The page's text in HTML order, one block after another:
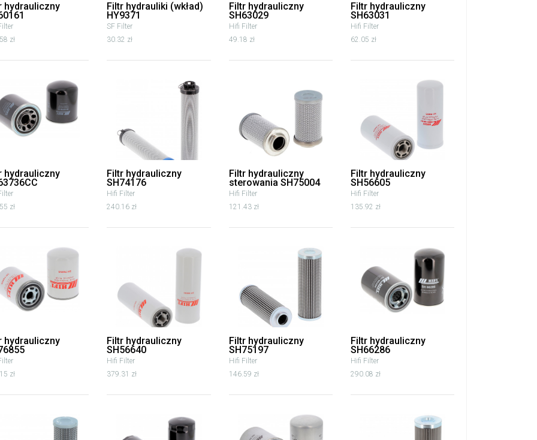
hydrauliczny
zł
Filtr hydrauliki (wkład)
HY9371
SF Filter
30.32 zł
Filtr hydrauliczny
SH63029
Hifi Filter
49.18 zł
Filtr hydrauliczny
SH63031
Hifi Filter
62.05 zł
hydrauliczny
zł
Filtr hydrauliczny
SH74176
Hifi Filter
240.16 zł
Filtr hydrauliczny
sterowania SH75004
Hifi Filter
121.43 zł
Filtr hydrauliczny
SH56605
Hifi Filter
135.92 zł
hydrauliczny
zł
Filtr hydrauliczny
SH56640
Hifi Filter
379.31 zł
Filtr hydrauliczny
SH75197
Hifi Filter
146.59 zł
Filtr hydrauliczny
SH66286
Hifi Filter
290.08 zł